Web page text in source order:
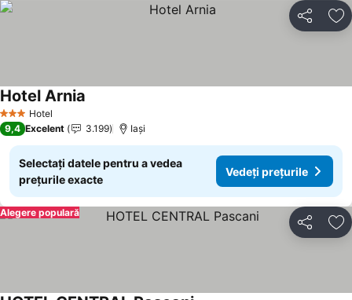
Distribuiți
3 SteleHotel
Hotel Arnia
9,4 Excelent 3.199 Iaşi
Selectați datele pentru a vedea
prețurile exacte
Vedeți prețurile
Distribuiți
Alegere populară